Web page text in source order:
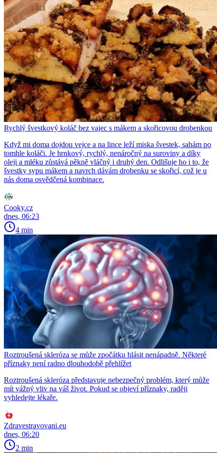
Rychlý švestkový koláč bez vajec s mákem a skořicovou drobenkou
Když mi doma dojdou vejce a na lince leží miska švestek, sahám po
tomhle koláči. Je hrnkový, rychlý, nenáročný na suroviny a díky
oleji a mléku zůstává pěkně vláčný i druhý den. Odlišuje ho i to, že
švestky sypu mákem a navrch dávám drobenku se skořicí, což je u
nás doma osvědčená kombinace.
Cooky.cz
dnes, 06:23
4 min
Roztroušená skleróza se může zpočátku hlásit nenápadně. Některé
příznaky není radno dlouhodobě přehlížet
Roztroušená skleróza představuje nebezpečný problém, který může
mít vážný vliv na váš život. Pokud se objeví příznaky, raději
vyhledejte lékaře.
Zdravestravovani.eu
dnes, 06:20
2 min